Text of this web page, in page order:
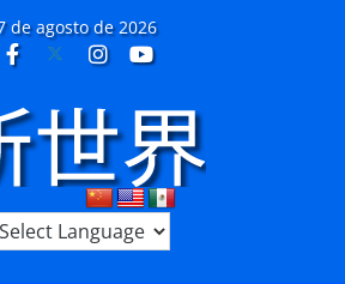
de agosto de 2026